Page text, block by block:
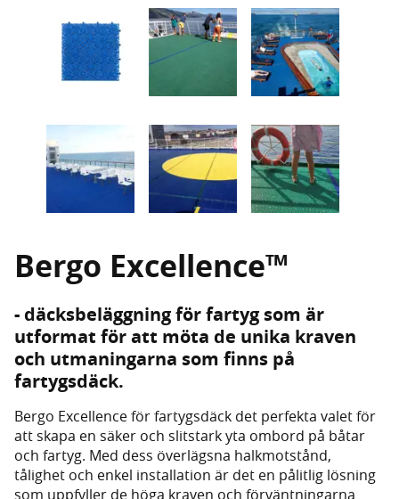
Bergo Excellence™
- däcksbeläggning för fartyg som är
utformat för att möta de unika kraven
och utmaningarna som finns på
fartygsdäck.
Bergo Excellence för fartygsdäck det perfekta valet för
att skapa en säker och slitstark yta ombord på båtar
och fartyg. Med dess överlägsna halkmotstånd,
tålighet och enkel installation är det en pålitlig lösning
som uppfyller de höga kraven och förväntningarna